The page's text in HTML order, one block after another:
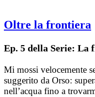
Oltre la frontiera
Ep. 5 della Serie: La
Mi mossi velocemente
suggerito da Orso:
nell’acqua fino a